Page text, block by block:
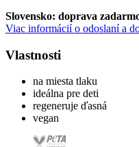
Slovensko: doprava
Viac informácií o odoslaní a
Vlastnosti
na miesta tlaku
ideálna pre deti
regeneruje ďasná
vegan